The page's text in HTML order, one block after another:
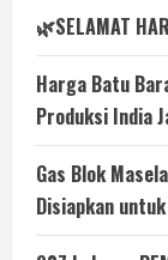
🌿SELAMAT
Harga Batu
Produksi India
Gas Blok
Disiapkan